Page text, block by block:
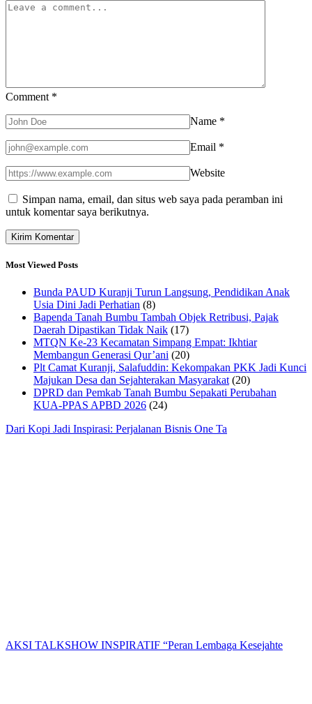
Comment *
Name *
Email *
Website
Simpan nama, email, dan situs web saya pada peramban ini
untuk komentar saya berikutnya.
Most Viewed Posts
Bunda PAUD Kuranji Turun Langsung, Pendidikan Anak
Usia Dini Jadi Perhatian (8)
Bapenda Tanah Bumbu Tambah Objek Retribusi, Pajak
Daerah Dipastikan Tidak Naik (17)
MTQN Ke-23 Kecamatan Simpang Empat: Ikhtiar
Membangun Generasi Qur’ani (20)
Plt Camat Kuranji, Salafuddin: Kekompakan PKK Jadi Kunci
Majukan Desa dan Sejahterakan Masyarakat (20)
DPRD dan Pemkab Tanah Bumbu Sepakati Perubahan
KUA-PPAS APBD 2026 (24)
Dari Kopi Jadi Inspirasi: Perjalanan Bisnis One Ta
AKSI TALKSHOW INSPIRATIF “Peran Lembaga Kesejahte